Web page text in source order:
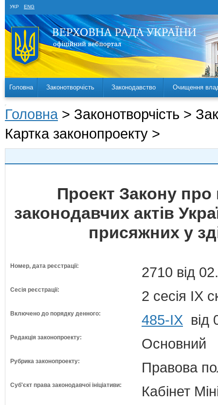
УКР ENG
Головна Законотворчість Законодавство Очищення
Головна > Законотворчість >
Картка законопроекту >
Проект Закону про
законодавчих актів
присяжних у
Номер, дата реєстрації: 2710 від
Сесія реєстрації: 2 сесія IX
Включено до порядку денного: 485-ІХ від
Редакція законопроекту: Основний
Рубрика законопроекту: Правова
Суб'єкт права законодавчої ініціативи: Кабінет